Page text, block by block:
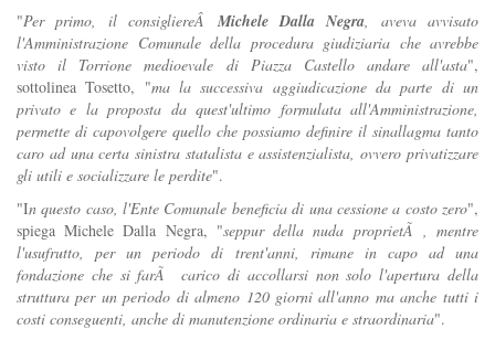
"Per primo, il consigliereÂMichele Dalla Negra, aveva avvisato
l'Amministrazione Comunale della procedura giudiziaria che avrebbe
visto il Torrione medioevale di Piazza Castello andare all'asta",
sottolinea Tosetto, "ma la successiva aggiudicazione da parte di un
privato e la proposta da quest'ultimo formulata all'Amministrazione,
permette di capovolgere quello che possiamo definire il sinallagma tanto
caro ad una certa sinistra statalista e assistenzialista, ovvero privatizzare
gli utili e socializzare le perdite".
"In questo caso, l'Ente Comunale beneficia di una cessione a costo zero",
spiega Michele Dalla Negra, "seppur della nuda proprietÃ , mentre
l'usufrutto, per un periodo di trent'anni, rimane in capo ad una
fondazione che si farÃ carico di accollarsi non solo l'apertura della
struttura per un periodo di almeno 120 giorni all'anno ma anche tutti i
costi conseguenti, anche di manutenzione ordinaria e straordinaria".